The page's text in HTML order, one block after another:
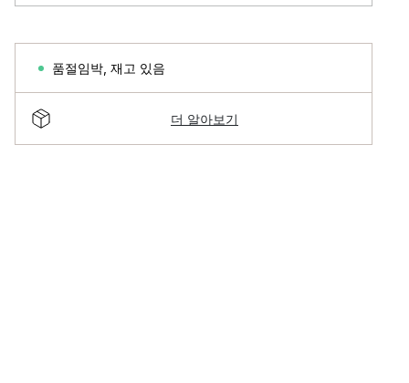
품절임박 재고 있음
더 알아보기